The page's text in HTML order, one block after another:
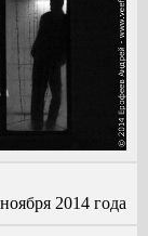
2014 года